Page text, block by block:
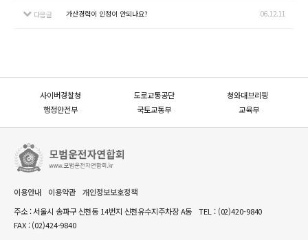
다음글 가산경력이 인정이 안되나요? 06.12.11
사이버경찰청 도로교통공단
청와대브리핑
행정안전부
국토교통부 교육부
이용안내 이용약관
개인정보보호정책
주소 : 서울시 송파구 신천동 14번지 신천유수지주차장 A동
TEL : (02)420-9840
FAX : (02)424-9840